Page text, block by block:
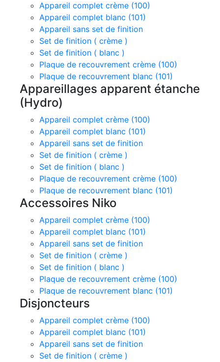
Appareil complet crème (100)
Appareil complet blanc (101)
Appareil sans set de finition
Set de finition ( crème )
Set de finition ( blanc )
Plaque de recouvrement crème (100)
Plaque de recouvrement blanc (101)
Appareillages apparent étanche
(Hydro)
Appareil complet crème (100)
Appareil complet blanc (101)
Appareil sans set de finition
Set de finition ( crème )
Set de finition ( blanc )
Plaque de recouvrement crème (100)
Plaque de recouvrement blanc (101)
Accessoires Niko
Appareil complet crème (100)
Appareil complet blanc (101)
Appareil sans set de finition
Set de finition ( crème )
Set de finition ( blanc )
Plaque de recouvrement crème (100)
Plaque de recouvrement blanc (101)
Disjoncteurs
Appareil complet crème (100)
Appareil complet blanc (101)
Appareil sans set de finition
Set de finition ( crème )